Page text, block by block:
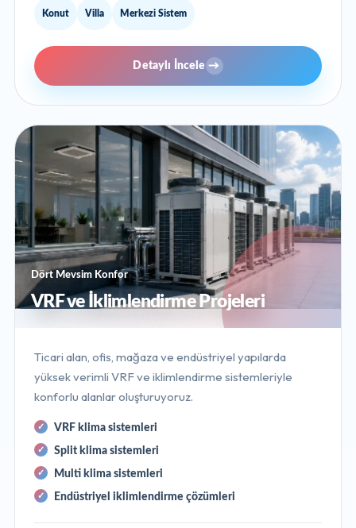
Konut Villa Merkezi Sistem
Detaylı İncele →
Dört Mevsim Konfor
VRF ve İklimlendirme Projeleri
Ticari alan, ofis, mağaza ve endüstriyel yapılarda
yüksek verimli VRF ve iklimlendirme sistemleriyle
konforlu alanlar oluşturuyoruz.
VRF klima sistemleri
Split klima sistemleri
Multi klima sistemleri
Endüstriyel iklimlendirme çözümleri